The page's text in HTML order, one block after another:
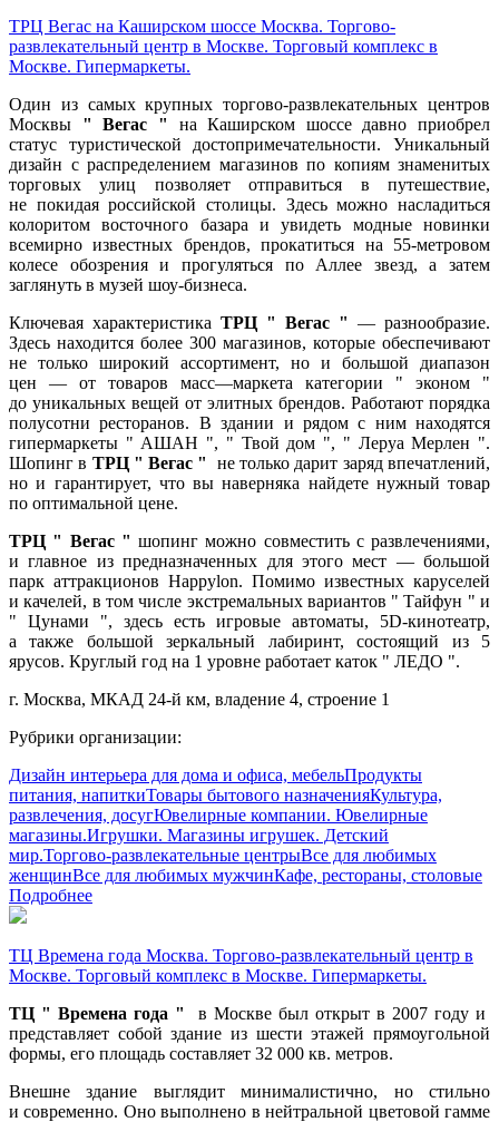
ТРЦ Вегас на Каширском шоссе Москва. Торгово-
развлекательный центр в Москве. Торговый комплекс в
Москве. Гипермаркеты.
Один из самых крупных торгово-развлекательных центров
Москвы " Вегас "
на Каширском шоссе давно приобрел
статус туристической достопримечательности. Уникальный
дизайн с распределением магазинов по копиям знаменитых
торговых улиц позволяет отправиться в путешествие,
не покидая российской столицы. Здесь можно насладиться
колоритом восточного базара и увидеть модные новинки
всемирно известных брендов, прокатиться на 55-метровом
колесе обозрения и прогуляться по Аллее звезд, а затем
заглянуть в музей шоу-бизнеса.
Ключевая характеристика ТРЦ " Вегас " — разнообразие.
Здесь находится более 300 магазинов, которые обеспечивают
не только широкий ассортимент, но и большой диапазон
цен — от товаров масс—маркета категории " эконом "
до уникальных вещей от элитных брендов. Работают порядка
полусотни ресторанов. В здании и рядом с ним находятся
гипермаркеты " АШАН ", " Твой дом ", " Леруа Мерлен ".
Шопинг в ТРЦ " Вегас "
не только дарит заряд впечатлений,
но и гарантирует, что вы наверняка найдете нужный товар
по оптимальной цене.
ТРЦ " Вегас " шопинг можно совместить с развлечениями,
и главное из предназначенных для этого мест — большой
парк аттракционов Happylon. Помимо известных каруселей
и качелей, в том числе экстремальных вариантов " Тайфун " и
" Цунами ", здесь есть игровые автоматы, 5D-кинотеатр,
а также большой зеркальный лабиринт, состоящий из 5
ярусов. Круглый год на 1 уровне работает каток " ЛЕДО ".
г. Москва, МКАД 24-й км, владение 4, строение 1
Рубрики организации:
Дизайн интерьера для дома и офиса, мебельПродукты
питания, напиткиТовары бытового назначенияКультура,
развлечения, досугЮвелирные компании. Ювелирные
магазины.Игрушки. Магазины игрушек. Детский
мир.Торгово-развлекательные центрыВсе для любимых
женщинВсе для любимых мужчинКафе, рестораны, столовые
Подробнее
ТЦ Времена года Москва. Торгово-развлекательный центр в
Москве. Торговый комплекс в Москве. Гипермаркеты.
ТЦ " Времена года "
в Москве был открыт в 2007 году и
представляет собой здание из шести этажей прямоугольной
формы, его площадь составляет 32 000 кв. метров.
Внешне здание выглядит минималистично, но стильно
и современно. Оно выполнено в нейтральной цветовой гамме